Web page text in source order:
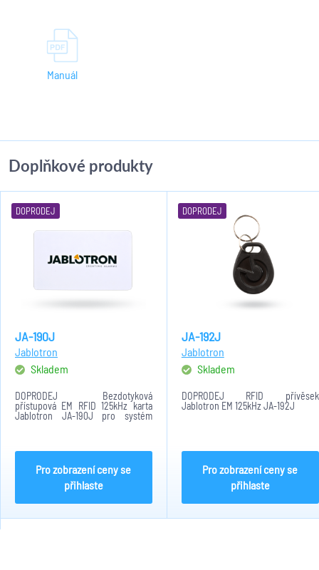
Manuál
Doplňkové produkty
DOPRODEJ
JA-190J
Jablotron
Skladem
DOPRODEJ Bezdotyková
přístupová EM RFID 125kHz karta
Jablotron JA-190J pro systém
JA100. Speciální protokol
Pro zobrazení ceny se
přihlaste
DOPRODEJ
JA-192J
Jablotron
Skladem
DOPRODEJ RFID přívěsek
Jablotron EM 125kHz JA-192J
Pro zobrazení ceny se
přihlaste